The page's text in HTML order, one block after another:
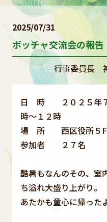
2025/07/31
ボッチャ交流会の報告
行事委員長
日 時 ２０２５年７
時～１２時
場 所 西区役所５F
参加者 ２７名
酷暑もなんのその、室
ち溢れ大盛り上がり。
あたかも童心に帰った